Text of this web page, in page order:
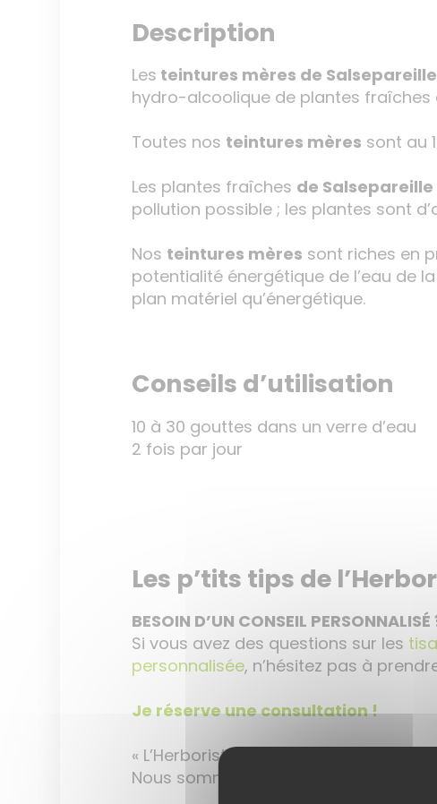
Description
Les teintures mères de Salsepareille
hydro-alcoolique de plantes fraîches
Toutes nos teintures mères sont au
Les plantes fraîches de Salsepareille
pollution possible ; les plantes sont
Nos teintures mères sont riches en
potentialité énergétique de l’eau de
plan matériel qu’énergétique.
Conseils d’utilisation
10 à 30 gouttes dans un verre d’eau
2 fois par jour
Les p’tits tips de
BESOIN D’UN CONSEIL PERSONNALISÉ
Si vous avez des questions sur les
personnalisée, n’hésitez pas à
Je réserve une consultation !
« L’Herboristerie, c’est prendre le
Nous sommes là pour vous conseiller. »